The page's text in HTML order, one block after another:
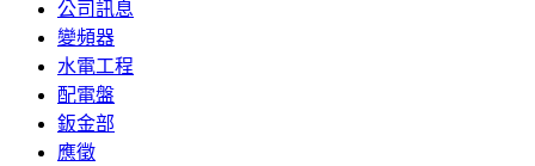
公司訊息
變頻器
水電工程
配電盤
鈑金部
應徵